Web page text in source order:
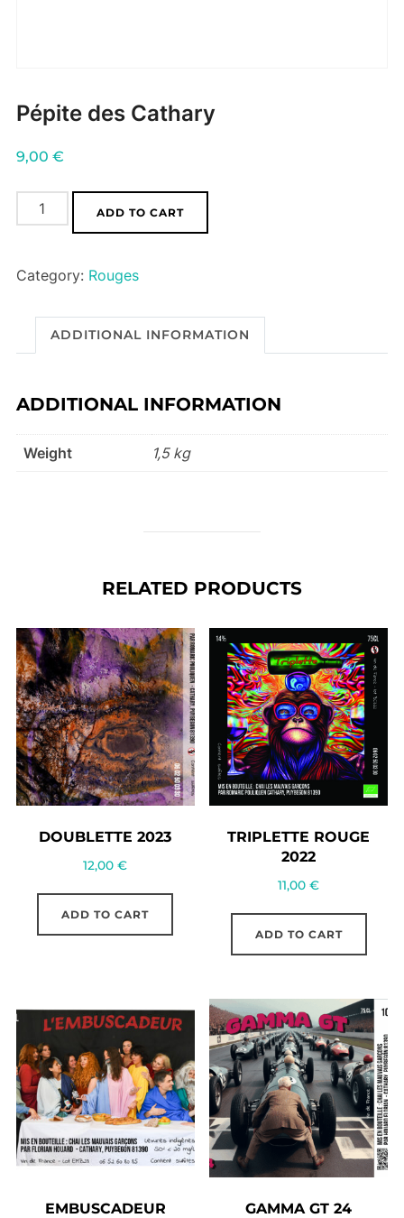
Pépite des Cathary
9,00 €
Pépite
des
quantity
ADD TO CART
Category: Rouges
ADDITIONAL INFORMATION
ADDITIONAL INFORMATION
Weight 1,5 kg
RELATED PRODUCTS
DOUBLETTE 2023
12,00€
ADD TO CART
TRIPLETTE ROUGE
2022
11,00€
ADD TO CART
EMBUSCADEUR GAMMA GT 24